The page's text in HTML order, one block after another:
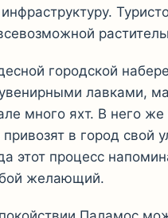
городской
лавками,
много яхт. В него
в город свой
этот процесс
желающий.